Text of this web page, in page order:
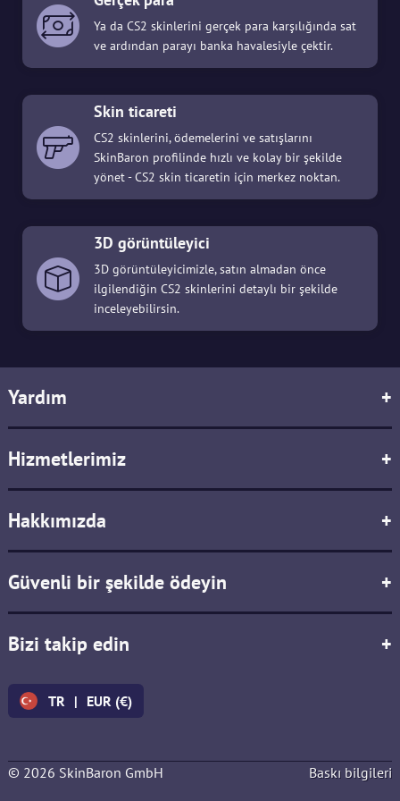
Ya da CS2 skinlerini gerçek para karşılığında sat
ve ardından parayı banka havalesiyle çektir.
Skin ticareti
CS2 skinlerini, ödemelerini ve satışlarını
SkinBaron profilinde hızlı ve kolay bir şekilde
yönet - CS2 skin ticaretin için merkez noktan.
3D görüntüleyici
3D görüntüleyicimizle, satın almadan önce
ilgilendiğin CS2 skinlerini detaylı bir şekilde
inceleyebilirsin.
Yardım +
Hizmetlerimiz +
Hakkımızda +
Güvenli bir şekilde ödeyin +
Bizi takip edin +
TR | EUR (€)
© 2026 SkinBaron GmbH Baskı bilgileri